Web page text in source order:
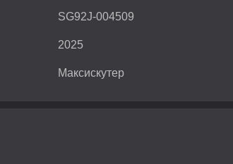
SG92J-004509
2025
Максискутер